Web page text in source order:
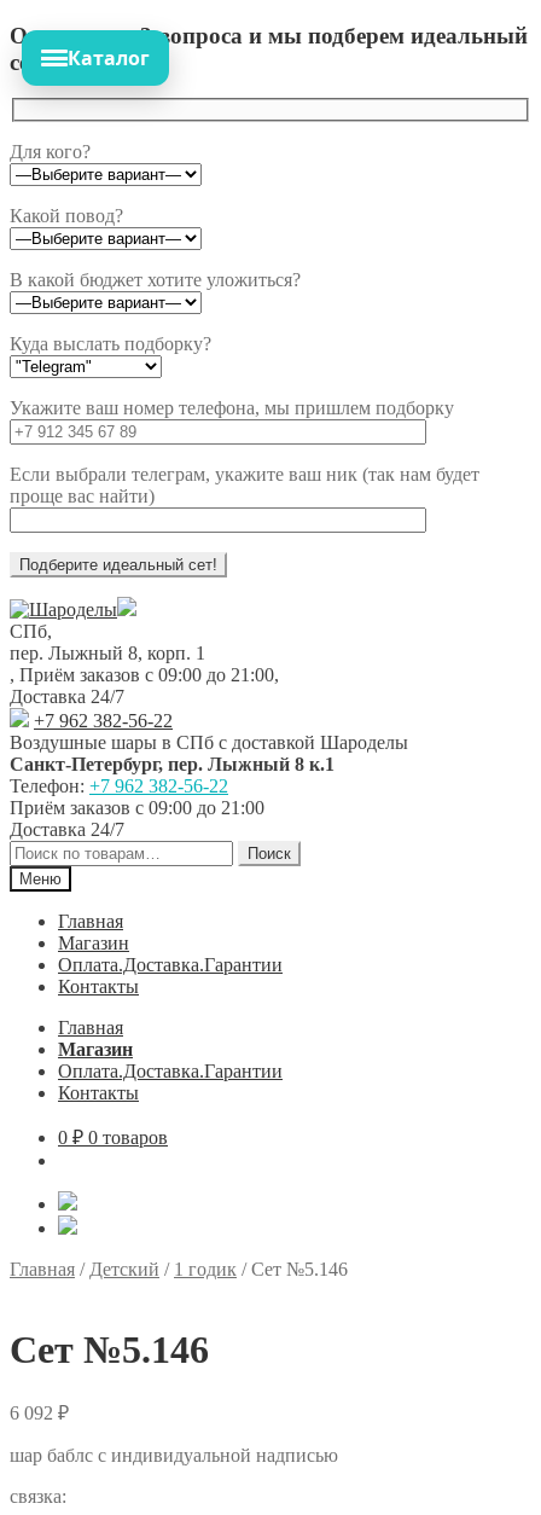
Ответьте на 3 вопроса и мы подберем идеальный
сет!
Для кого?
Какой повод?
В какой бюджет хотите уложиться?
Куда выслать подборку?
Укажите ваш номер телефона, мы пришлем подборку
Если выбрали телеграм, укажите ваш ник (так нам будет
проще вас найти)
Перейти
к
навигации
Перейти
к
содержимому
СПб,
пер. Лыжный 8, корп. 1
, Приём заказов с 09:00 до 21:00,
Доставка 24/7
+7 962 382-56-22
Воздушные шары в СПб с доставкой Шароделы
Санкт-Петербург, пер. Лыжный 8 к.1
Телефон: +7 962 382-56-22
Приём заказов с 09:00 до 21:00
Доставка 24/7
Искать:
Поиск
Меню
Главная
Магазин
Оплата.Доставка.Гарантии
Контакты
Главная
Магазин
Оплата.Доставка.Гарантии
Контакты
0 ₽ 0 товаров
Каталог
Главная / Детский / 1 годик /Сет №5.146
Сет №5.146
6 092 ₽
шар баблс с индивидуальной надписью
связка: